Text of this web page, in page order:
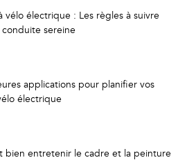
vélo électrique : Les règles à suivre
sereine
applications pour planifier vos
électrique
bien entretenir le cadre et la peinture